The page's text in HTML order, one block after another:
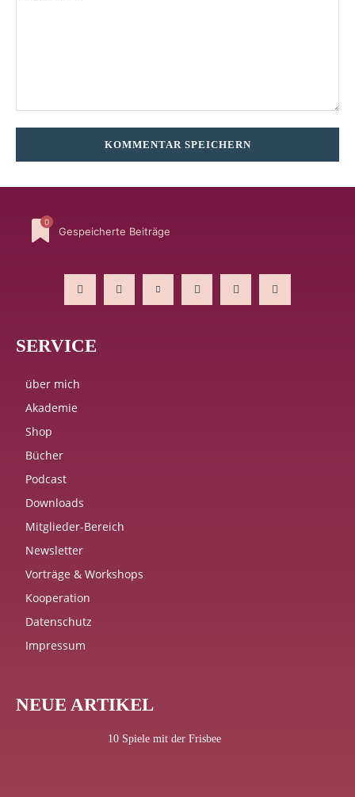
0
Gespeicherte Beiträge
SERVICE
über mich
Akademie
Shop
Bücher
Podcast
Downloads
Mitglieder-Bereich
Newsletter
Vorträge & Workshops
Kooperation
Datenschutz
Impressum
NEUE ARTIKEL
10 Spiele mit der Frisbee